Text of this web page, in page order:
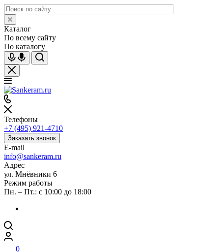
Каталог
По всему сайту
По каталогу
Телефоны
+7 (495) 921-4710
Заказать звонок
E-mail
info@sankeram.ru
Адрес
ул. Мнёвники 6
Режим работы
Пн. – Пт.: с 10:00 до 18:00
0